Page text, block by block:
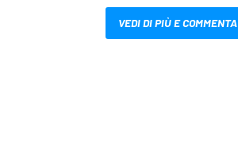
VEDI DI PIÙ E COMMENTA